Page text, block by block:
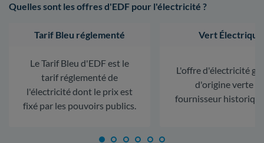
Quelles sont les offres d'EDF pour l'électricité ?
Tarif Bleu réglementé
Le Tarif Bleu d'EDF est le
tarif réglementé de
l'électricité dont le prix est
fixé par les pouvoirs publics.
Vert Électrique
L'offre d'électricité
d'origine verte
fournisseur